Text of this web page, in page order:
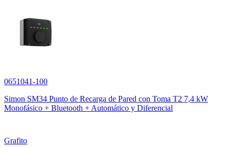
0651041-100
Simon SM34 Punto de Recarga de Pared con Toma T2 7,4 kW
Monofásico + Bluetooth + Automático y Diferencial
Grafito